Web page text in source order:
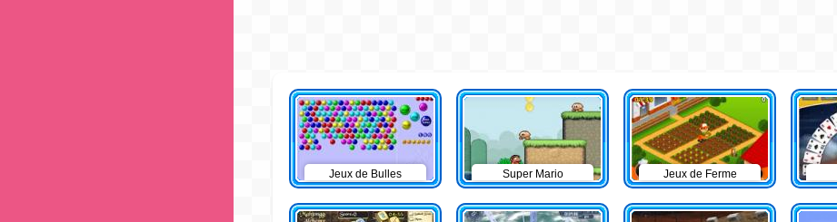
Jeux de Bulles Super Mario Jeux de Ferme